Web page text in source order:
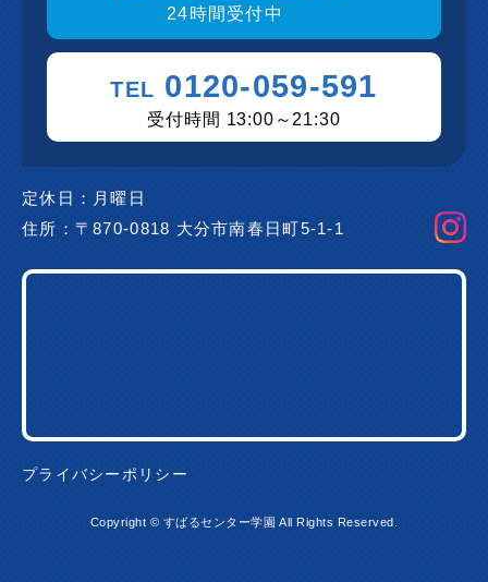
24時間受付中
TEL 0120-059-591
受付時間 13:00～21:30
定休日： 月曜日
住所： 〒870-0818 大分市南春日町5-1-1
プライバシーポリシー
Copyright © すばるセンター学園 All Rights Reserved.